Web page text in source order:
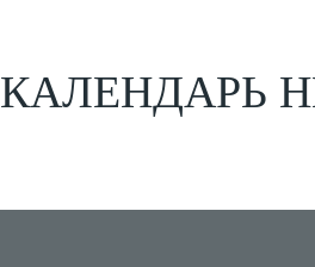
КАЛЕНДАРЬ